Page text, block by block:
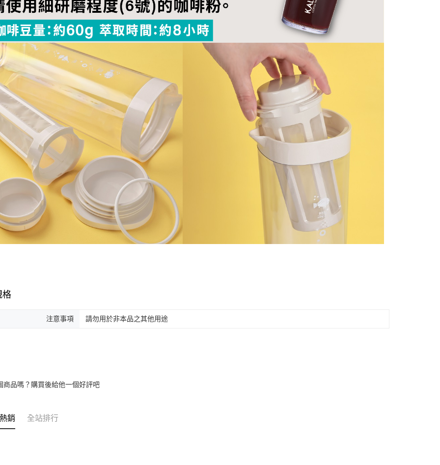
格
注意事項 請勿用於非本品之其他用途
商品嗎？購買後給他一個好評吧
銷 全站排行